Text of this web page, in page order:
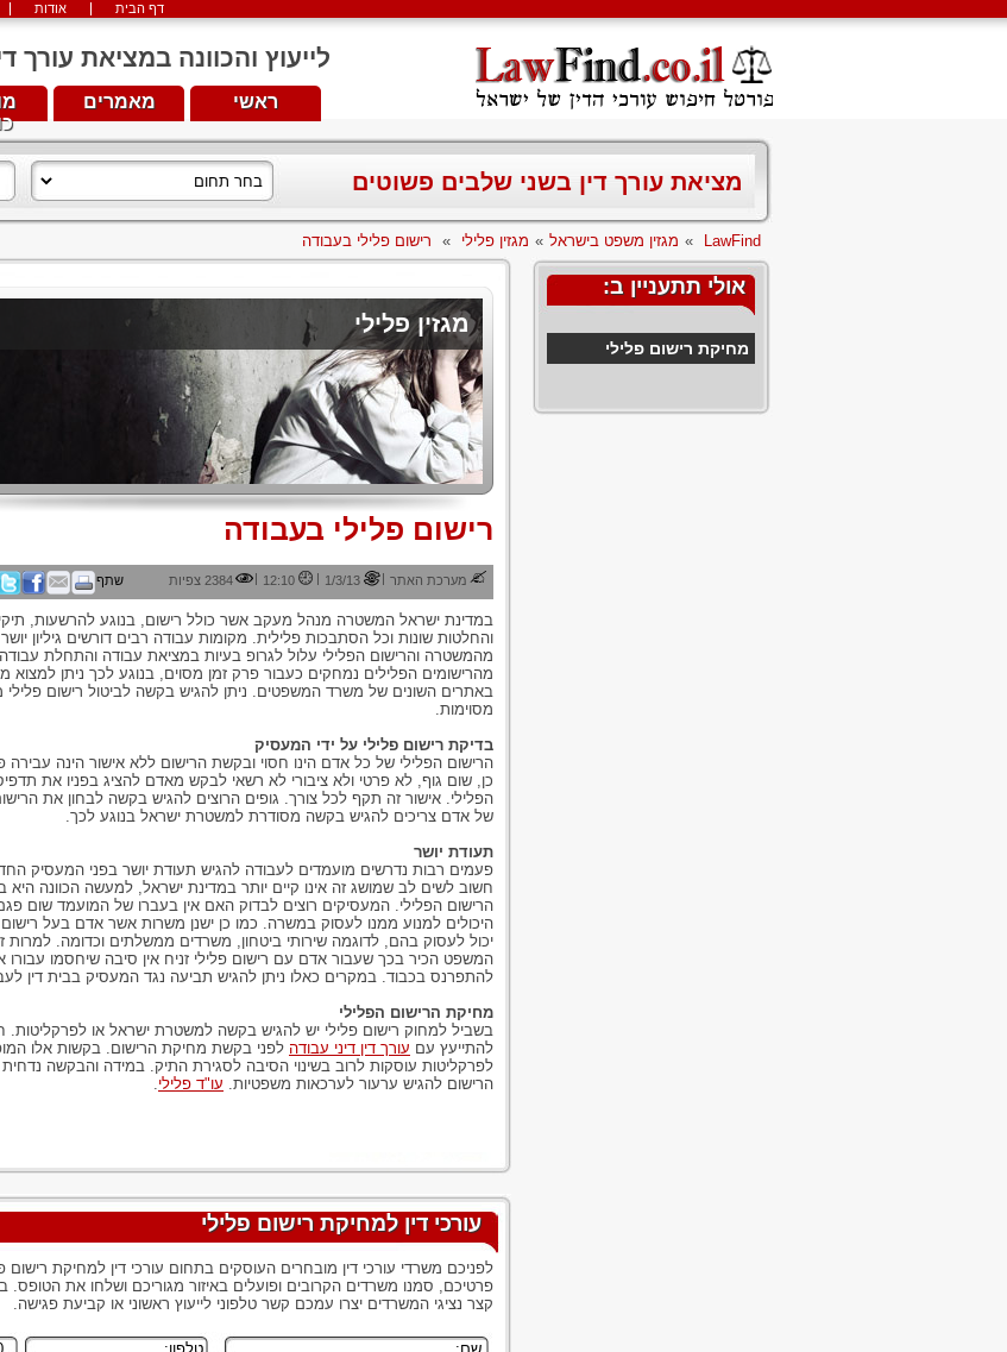
אודות דף הבית
לייעוץ והכוונה במציאת עורך דין
מאמרים ראשי
מציאת עורך דין בשני שלבים פשוטים
LawFind
» מגזין משפט בישראל » מגזין פלילי » רישום פלילי בעבודה
אולי תתעניין ב:
מחיקת רישום פלילי
מגזין פלילי
רישום פלילי בעבודה
מערכת האתר |
1/3/13
|
12:10
| 2384 צפיות שתף
במדינת ישראל המשטרה מנהל מעקב אשר כולל רישום, בנוגע להרשעות,
והחלטות שונות וכל הסתבכות פלילית. מקומות עבודה רבים דורשים גיליון יושר
מהמשטרה והרישום הפלילי עלול לגרופ בעיות במציאת עבודה והתחלת
מהרישומים הפלילים נמחקים כעבור פרק זמן מסוים, בנוגע לכך ניתן למצוא
באתרים השונים של משרד המשפטים. ניתן להגיש בקשה לביטול רישום פלילי
מסוימות.
בדיקת רישום פלילי על ידי המעסיק
הרישום הפלילי של כל אדם הינו חסוי ובקשת הרישום ללא אישור הינה עבירה
כן, שום גוף, לא פרטי ולא ציבורי לא רשאי לבקש מאדם להציג בפניו את
הפלילי. אישור זה תקף לכל צורך. גופים הרוצים להגיש בקשה לבחון את
של אדם צריכים להגיש בקשה מסודרת למשטרת ישראל בנוגע לכך.
תעודת יושר
פעמים רבות נדרשים מועמדים לעבודה להגיש תעודת יושר בפני המעסיק
חשוב לשים לב שמושג זה אינו קיים יותר במדינת ישראל, למעשה הכוונה היא
הרישום הפלילי. המעסיקים רוצים לבדוק האם אין בעברו של המועמד שום
היכולים למנוע ממנו לעסוק במשרה. כמו כן ישנן משרות אשר אדם בעל רישום
יכול לעסוק בהם, לדוגמה שירותי ביטחון, משרדים ממשלתים וכדומה. למרות
המשפט הכיר בכך שעבור אדם עם רישום פלילי זניח אין סיבה שיחסמו עבורו
להתפרנס בכבוד. במקרים כאלו ניתן להגיש תביעה נגד המעסיק בבית דין
מחיקת הרישום הפלילי
בשביל למחוק רישום פלילי יש להגיש בקשה למשטרת ישראל או לפרקליטות.
להתייעץ עם עורך דין דיני עבודה לפני בקשת מחיקת הרישום. בקשות אלו
לפרקליטות עוסקות לרוב בשינוי הסיבה לסגירת התיק. במידה והבקשה
הרישום להגיש ערעור לערכאות משפטיות. עו"ד פלילי.
עורכי דין למחיקת רישום פלילי
לפניכם משרדי עורכי דין מובחרים העוסקים בתחום עורכי דין למחיקת רישום
פרטיכם, סמנו משרדים הקרובים ופועלים באיזור מגוריכם ושלחו את הטופס.
קצר נציגי המשרדים יצרו עמכם קשר טלפוני לייעוץ ראשוני או קביעת פגישה.